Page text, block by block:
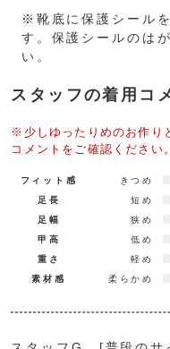
※靴底に保護シール
す。保護シールのは
い。
スタッフの着用コ
※少しゆったりめのお作り
コメントをご確認ください。
フィット感 きつめ
足長
短め
足幅
狭め
甲高
低め
重さ
軽め
素材感
柔らかめ